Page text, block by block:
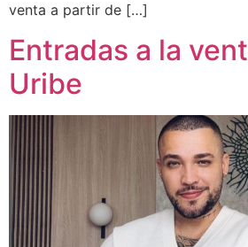
venta a partir de […]
Entradas a la
Uribe